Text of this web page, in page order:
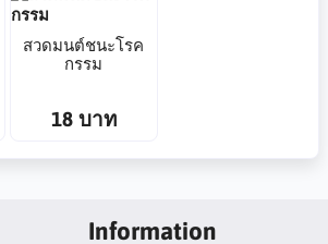
สวดมนต์ชนะโรค
กรรม
18 บาท
Information